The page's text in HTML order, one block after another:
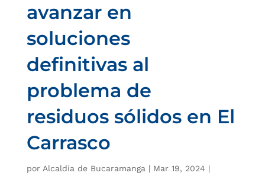
avanzar en
soluciones
definitivas al
problema de
residuos sólidos en El
Carrasco
por Alcaldía de Bucaramanga | Mar 19, 2024 |